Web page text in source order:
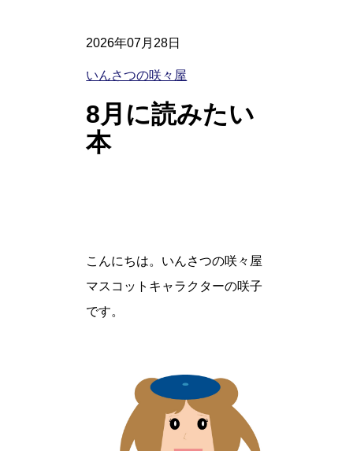
2026年07月28日
いんさつの咲々屋
8月に読みたい
本
こんにちは。いんさつの咲々屋
マスコットキャラクターの咲子
です。